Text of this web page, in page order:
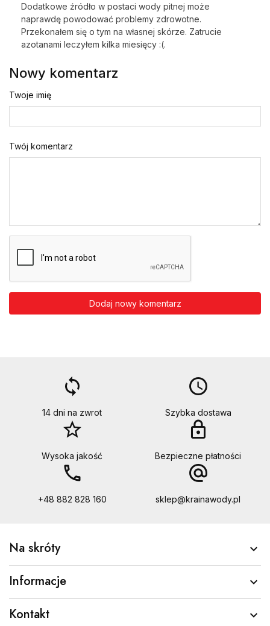
Dodatkowe źródło w postaci wody pitnej może
naprawdę powodować problemy zdrowotne.
Przekonałem się o tym na własnej skórze. Zatrucie
azotanami leczyłem kilka miesięcy :(.
Nowy komentarz
Twoje imię
Twój komentarz
Dodaj nowy komentarz
loop
14 dni na zwrot
access_time
Szybka dostawa
star_border
Wysoka jakość
lock
Bezpieczne płatności
call
+48 882 828 160
alternate_email
sklep@krainawody.pl
Na skróty 
Informacje 
Kontakt 